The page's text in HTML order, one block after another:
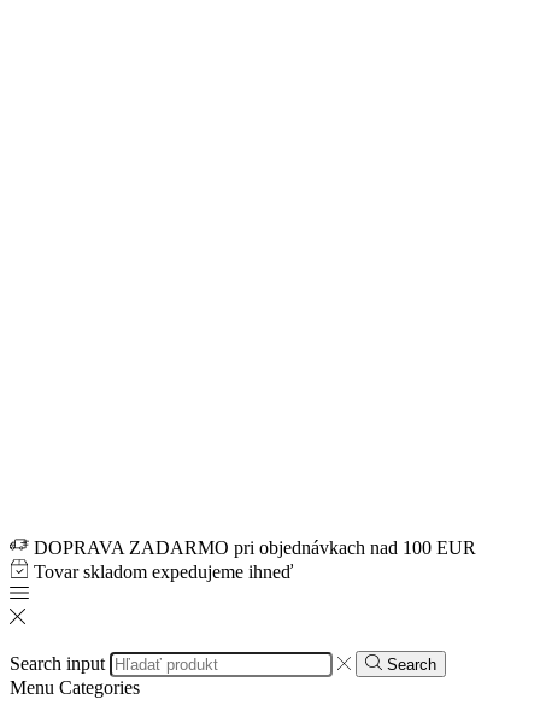
DOPRAVA ZADARMO pri objednávkach nad 100 EUR
Tovar skladom expedujeme ihneď
Search input Search
Menu Categories